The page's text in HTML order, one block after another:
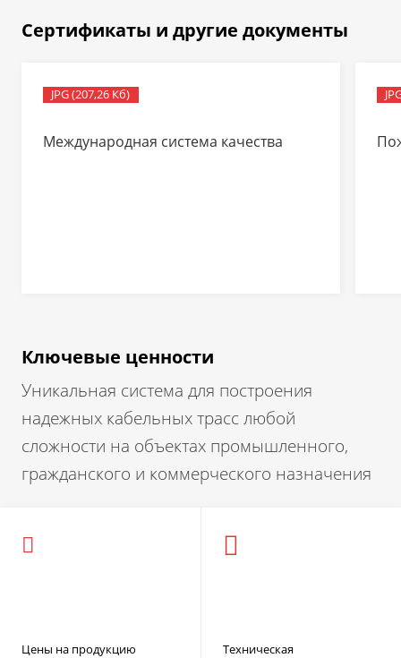
Сертификаты и другие документы
JPG (207,26 Кб)
Международная система качества
Ключевые ценности
Уникальная система для построения
надежных кабельных трасс любой
сложности на объектах промышленного,
гражданского и коммерческого назначения
Цены на продукцию
Техническая